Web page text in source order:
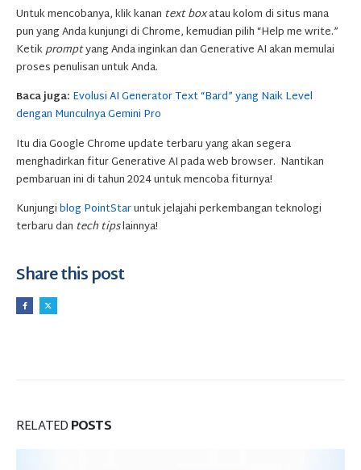
Untuk mencobanya, klik kanan text boxatau kolom di situs mana
pun yang Anda kunjungi di Chrome, kemudian pilih “Help me write.”
Ketikpromptyang Anda inginkan dan Generative AI akan memulai
proses penulisan untuk Anda.
Baca juga: Evolusi AI Generator Text “Bard” yang Naik Level
dengan Munculnya Gemini Pro
Itu dia Google Chrome update terbaru yang akan segera
menghadirkan fitur Generative AI pada web browser. Nantikan
pembaruan ini di tahun 2024 untuk mencoba fiturnya!
Kunjungiblog PointStaruntuk jelajahi perkembangan teknologi
terbaru dan tech tipslainnya!
Share this post
RELATEDPOSTS